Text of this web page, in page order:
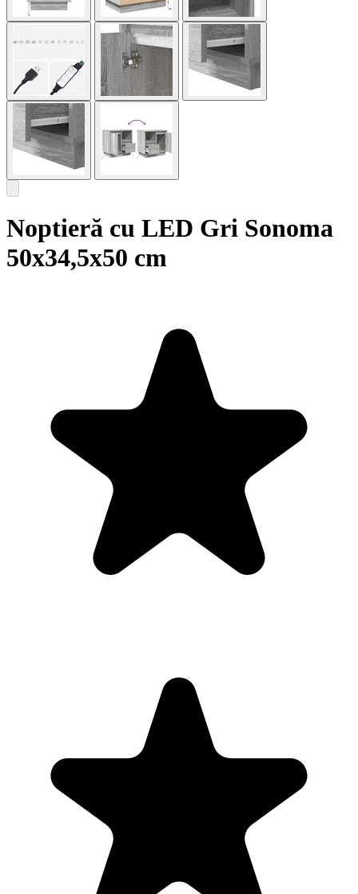
Noptieră cu LED Gri Sonoma
50x34,5x50 cm